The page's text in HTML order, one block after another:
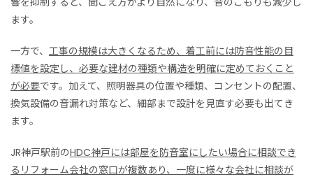
ます。
一方で、 工事の規模は大きくなるため、着工前には防音性能の目
標値を設定し、必要な建材の種類や構造を明確に定めておくこと
が必要です。加えて、照明器具の位置や種類、コンセントの配置、
換気設備の音漏れ対策など、細部まで設計を見直す必要も出てき
ます。
JR神戸駅前のHDC神戸には部屋を防音室にしたい場合に相談でき
るリフォーム会社の窓口が複数あり、一度に様々な会社に相談が